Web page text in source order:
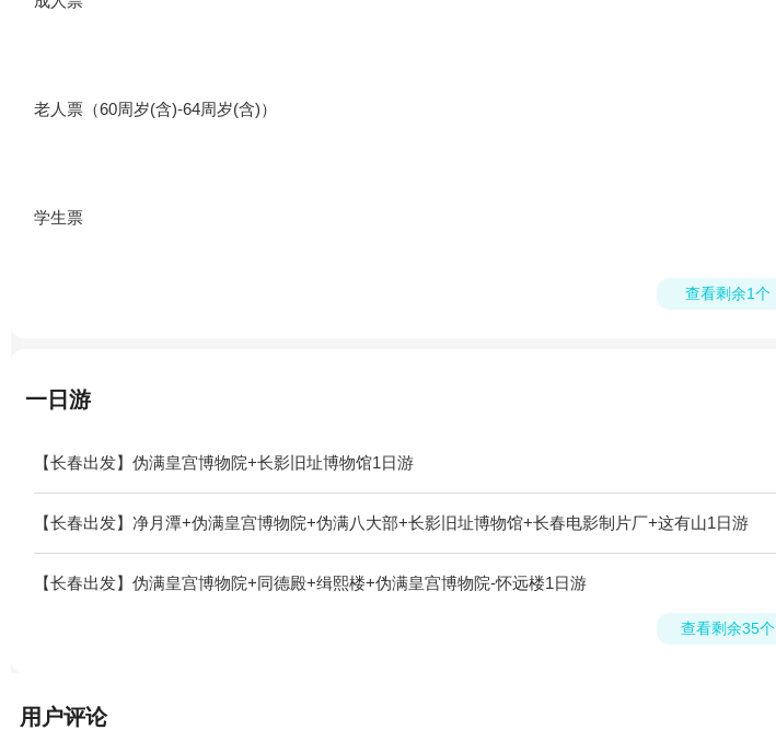
老人票（60周岁(含)-64周岁(含)）
学生票
查看剩余1个
一日游
【长春出发】伪满皇宫博物院+长影旧址博物馆1日游
【长春出发】净月潭+伪满皇宫博物院+伪满八大部+长影旧址博物馆+长春电影制片厂+这有山1日游
【长春出发】伪满皇宫博物院+同德殿+缉熙楼+伪满皇宫博物院-怀远楼1日游
查看剩余35个
用户评论